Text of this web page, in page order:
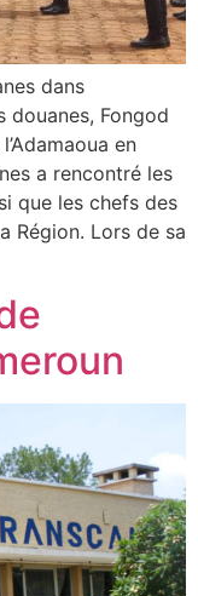
dans
douanes, Fongod
en
a rencontré les
que les chefs des
Région. Lors de sa